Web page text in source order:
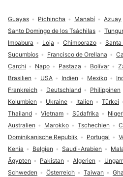
Brasilien USA Indien Mexiko
Frankreich
Deutschland Philippinen
Kolumbien
Ukraine Italien Türkei
Thailand
Vietnam Südafrika
Australien
Marokko Tschechien
Dominikanische Republik
Portugal
Kenia
Belgien Saudi-Arabien
Ägypten
Pakistan Algerien
Schweden
Österreich Taiwan
Guayas Pichincha Manabí Azuay
Santo Domingo de los Tsáchilas
Imbabura
Loja Chimborazo Santa
Sucumbíos
Francisco de Orellana
Carchi
Napo Pastaza Bolívar